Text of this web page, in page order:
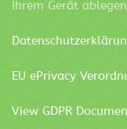
Ihrem Gerät
EU ePrivacy
View GDPR